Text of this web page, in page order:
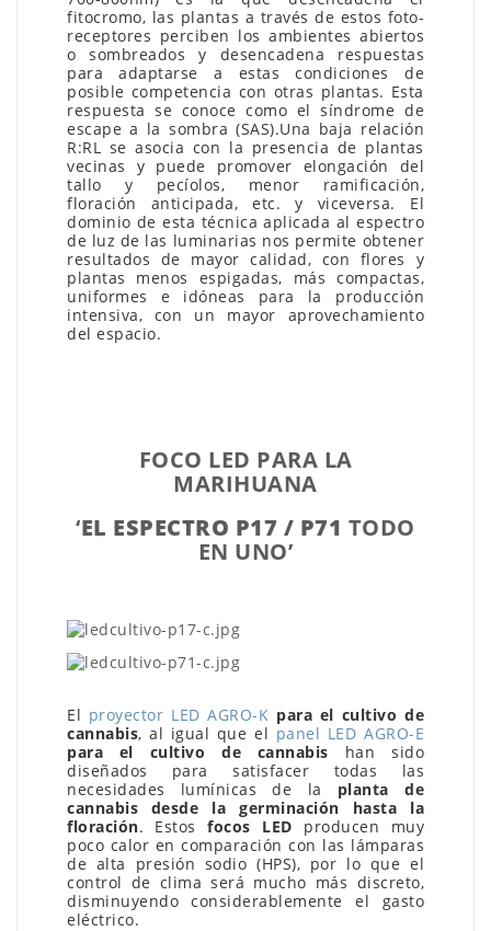
fitocromo, las plantas a través de estos foto-
receptores perciben los ambientes abiertos
o sombreados y desencadena respuestas
para adaptarse a estas condiciones de
posible competencia con otras plantas. Esta
respuesta se conoce como el síndrome de
escape a la sombra (SAS).Una baja relación
R:RL se asocia con la presencia de plantas
vecinas y puede promover elongación del
tallo y pecíolos, menor ramificación,
floración anticipada, etc. y viceversa. El
dominio de esta técnica aplicada al espectro
de luz de las luminarias nos permite obtener
resultados de mayor calidad, con flores y
plantas menos espigadas, más compactas,
uniformes e idóneas para la producción
intensiva, con un mayor aprovechamiento
del espacio.
FOCO LED PARA LA
MARIHUANA
‘EL ESPECTRO P17 / P71 TODO
EN UNO’
El proyector LED AGRO-K para el cultivo de
cannabis, al igual que el panel LED AGRO-E
para el cultivo de cannabis han sido
diseñados para satisfacer todas las
necesidades lumínicas de la planta de
cannabis desde la germinación hasta la
floración. Estosfocos LED producen muy
poco calor en comparación con las lámparas
de alta presión sodio (HPS), por lo que el
control de clima será mucho más discreto,
disminuyendo considerablemente el gasto
eléctrico.